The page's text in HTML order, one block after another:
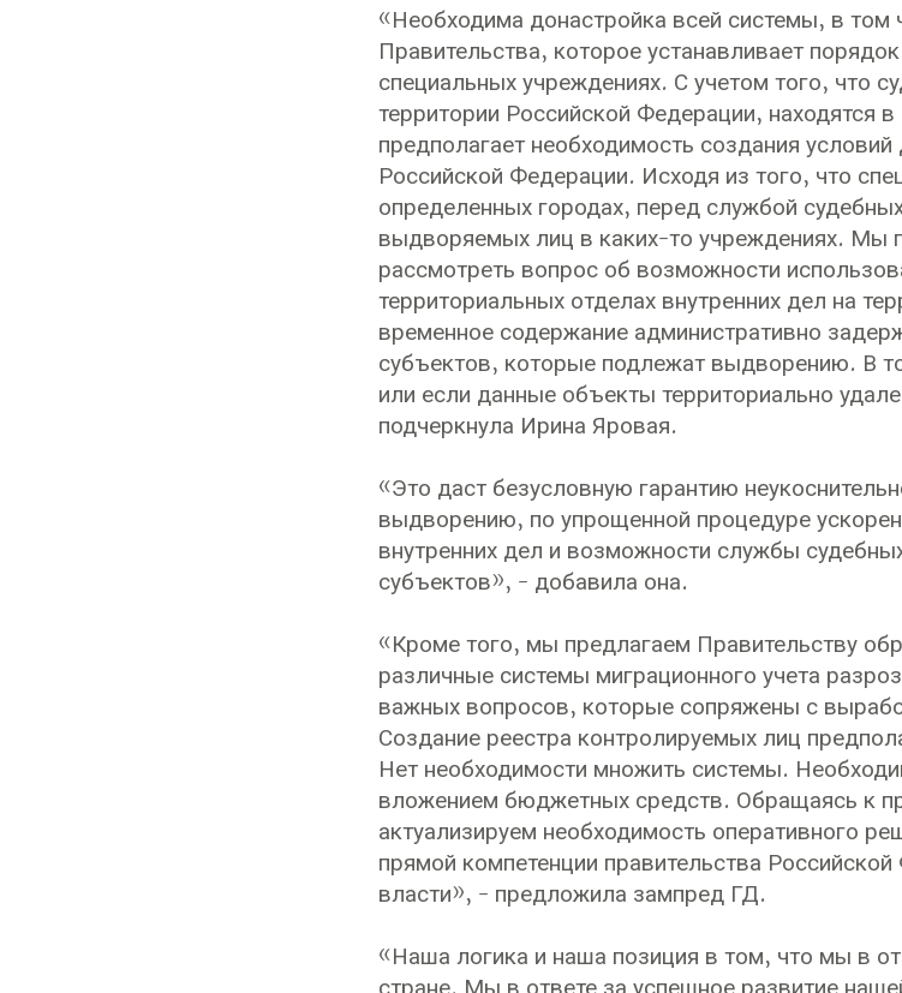
«Необходима донастройка всей системы, в том
Правительства, которое устанавливает
специальных учреждениях. С учетом того, что
территории Российской Федерации, находятся
предполагает необходимость создания
Российской Федерации. Исходя из того, что
определенных городах, перед службой
выдворяемых лиц в каких-то учреждениях. Мы
рассмотреть вопрос об возможности
территориальных отделах внутренних дел на
временное содержание административно
субъектов, которые подлежат выдворению. В
или если данные объекты территориально
подчеркнула Ирина Яровая.
«Это даст безусловную гарантию
выдворению, по упрощенной процедуре
внутренних дел и возможности службы
субъектов», - добавила она.
«Кроме того, мы предлагаем Правительству
различные системы миграционного учета
важных вопросов, которые сопряжены с
Создание реестра контролируемых лиц
Нет необходимости множить системы.
вложением бюджетных средств. Обращаясь к
актуализируем необходимость оперативного
прямой компетенции правительства
власти», - предложила зампред ГД.
«Наша логика и наша позиция в том, что мы в